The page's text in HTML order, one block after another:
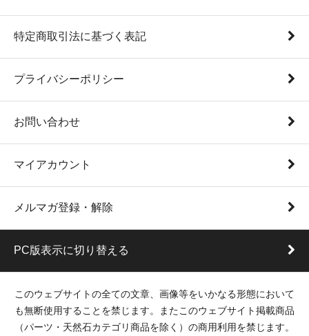
特定商取引法に基づく表記
プライバシーポリシー
お問い合わせ
マイアカウント
メルマガ登録・解除
PC版表示に切り替える
このウェブサイトの全ての文章、画像等をいかなる形態において
も無断使用することを禁じます。またこのウェブサイト掲載商品
（パーツ・天然石カテゴリ商品を除く）の商用利用を禁じます。